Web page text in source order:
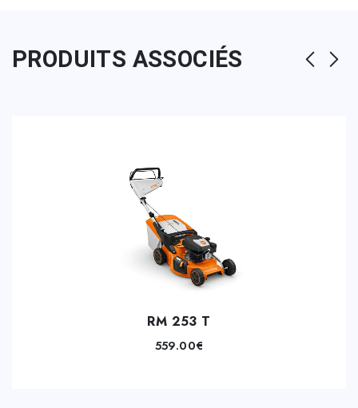
PRODUITS ASSOCIÉS
RM 253 T
559.00€